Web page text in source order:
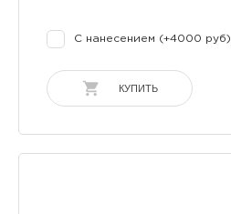
С нанесением (+4000 руб)
КУПИТЬ